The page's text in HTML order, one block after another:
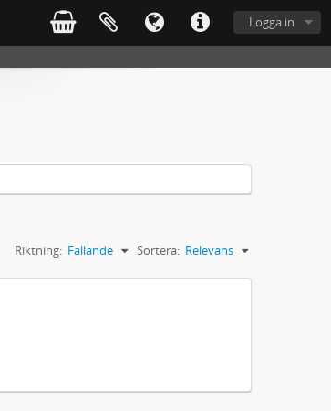
Logga in
Sortera: Relevans
Riktning: Fallande